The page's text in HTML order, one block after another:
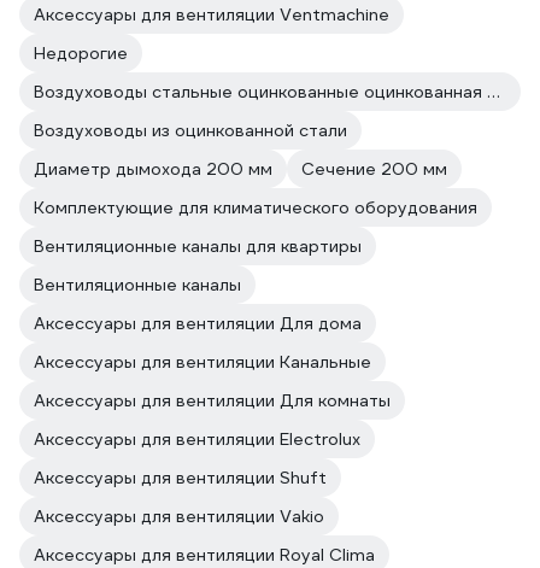
Аксессуары для вентиляции Ventmachine
Недорогие
Воздуховоды стальные оцинкованные оцинкованная сталь
Воздуховоды из оцинкованной стали
Диаметр дымохода 200 мм
Сечение 200 мм
Комплектующие для климатического оборудования
Вентиляционные каналы для квартиры
Вентиляционные каналы
Аксессуары для вентиляции Для дома
Аксессуары для вентиляции Канальные
Аксессуары для вентиляции Для комнаты
Аксессуары для вентиляции Electrolux
Аксессуары для вентиляции Shuft
Аксессуары для вентиляции Vakio
Аксессуары для вентиляции Royal Clima